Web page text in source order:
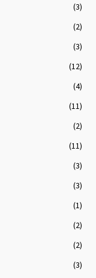
(3)
(2)
(3)
(12)
(4)
(11)
(2)
(11)
(3)
(3)
(1)
(2)
(2)
(3)